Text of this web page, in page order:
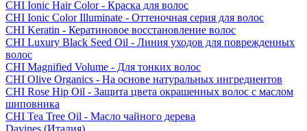
CHI Ionic Hair Color - Краска для волос
CHI Ionic Color Illuminate - Оттеночная серия для волос
CHI Keratin - Кератиновое восстановление волос
CHI Luxury Black Seed Oil - Линия уходов для поврежденных
волос
CHI Magnified Volume - Для тонких волос
CHI Olive Organics - На основе натуральных ингредиентов
CHI Rose Hip Oil - Защита цвета окрашенных волос с маслом
шиповника
CHI Tea Tree Oil - Масло чайного дерева
Davines (Италия)